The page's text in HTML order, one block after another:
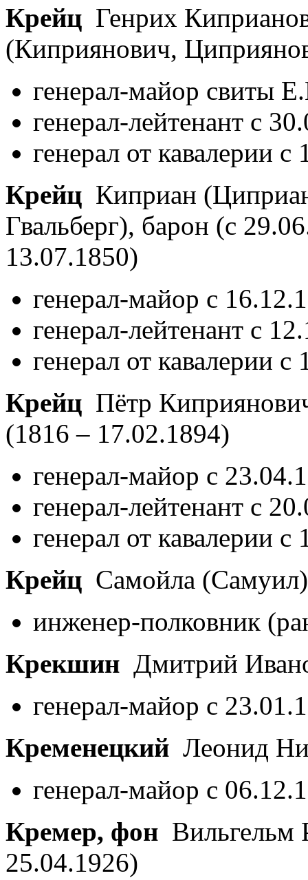
Крейц Генрих
(Киприянович,
генерал-майор свиты
генерал-лейтенант с
генерал от кавалерии с
Крейц Киприан
Гвальберг), барон (с
13.07.1850)
генерал-майор с
генерал-лейтенант с
генерал от кавалерии с
Крейц Пётр
(1816 – 17.02.1894)
генерал-майор с
генерал-лейтенант с
генерал от кавалерии с
Крейц Самойла
инженер-полковник
Крекшин Дмитрий
генерал-майор с
Кременецкий Леонид
генерал-майор с
Кремер, фон Вильгельм
25.04.1926)